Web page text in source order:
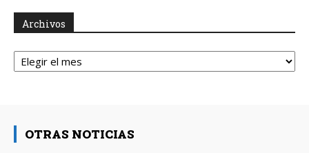
Archivos
Archivos
OTRAS NOTICIAS